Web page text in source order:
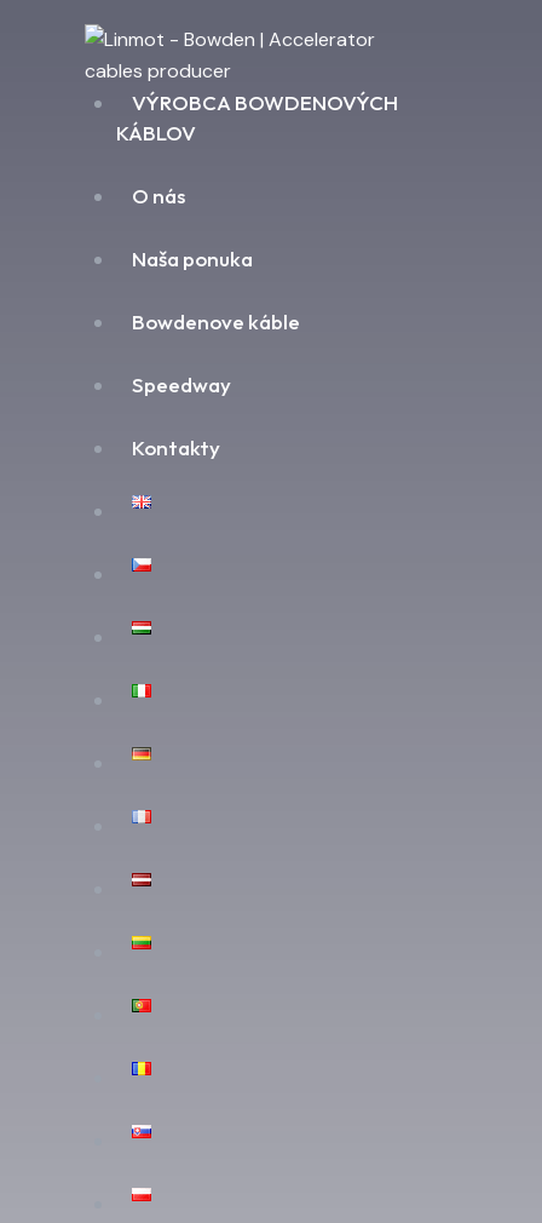
VÝROBCA BOWDENOVÝCH
KÁBLOV
O nás
Naša ponuka
Bowdenove káble
Speedway
Kontakty